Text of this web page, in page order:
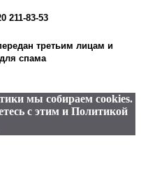
211-83-53
третьим лицам и
спама
мы собираем cookies.
с этим и Политикой